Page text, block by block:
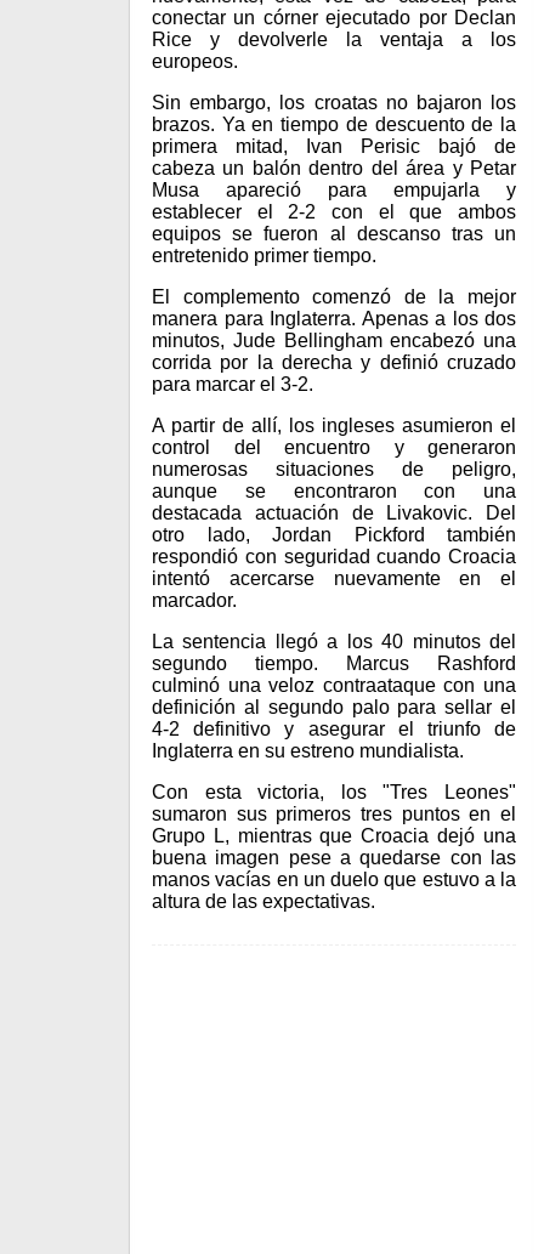
conectar un córner ejecutado por Declan
Rice y devolverle la ventaja a los
europeos.
Sin embargo, los croatas no bajaron los
brazos. Ya en tiempo de descuento de la
primera mitad, Ivan Perisic bajó de
cabeza un balón dentro del área y Petar
Musa apareció para empujarla y
establecer el 2-2 con el que ambos
equipos se fueron al descanso tras un
entretenido primer tiempo.
El complemento comenzó de la mejor
manera para Inglaterra. Apenas a los dos
minutos, Jude Bellingham encabezó una
corrida por la derecha y definió cruzado
para marcar el 3-2.
A partir de allí, los ingleses asumieron el
control del encuentro y generaron
numerosas situaciones de peligro,
aunque se encontraron con una
destacada actuación de Livakovic. Del
otro lado, Jordan Pickford también
respondió con seguridad cuando Croacia
intentó acercarse nuevamente en el
marcador.
La sentencia llegó a los 40 minutos del
segundo tiempo. Marcus Rashford
culminó una veloz contraataque con una
definición al segundo palo para sellar el
4-2 definitivo y asegurar el triunfo de
Inglaterra en su estreno mundialista.
Con esta victoria, los "Tres Leones"
sumaron sus primeros tres puntos en el
Grupo L, mientras que Croacia dejó una
buena imagen pese a quedarse con las
manos vacías en un duelo que estuvo a la
altura de las expectativas.